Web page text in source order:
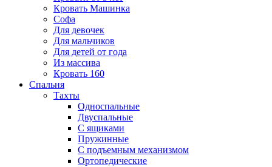
Кровать Машинка
Софа
Для девочек
Для мальчиков
Для детей от года
Из массива
Кровать 160
Спальня
Тахты
Односпальные
Двуспальные
С ящиками
Пружинные
С подъемным механизмом
Ортопедические